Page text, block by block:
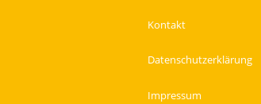
Kontakt
Datenschutzerklärung
Impressum